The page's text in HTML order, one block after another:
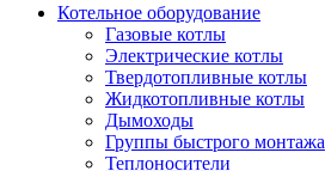
Котельное оборудование
Газовые котлы
Электрические котлы
Твердотопливные котлы
Жидкотопливные котлы
Дымоходы
Группы быстрого монтажа
Теплоносители